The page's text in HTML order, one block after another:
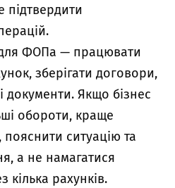
ФОПа — працювати
зберігати договори,
документи. Якщо бізнес
обороти, краще
ситуацію та
а не намагатися
кілька рахунків.